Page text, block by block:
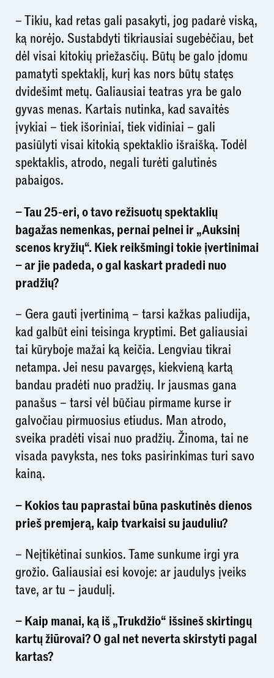
– Tikiu, kad retas gali pasakyti, jog padarė viską,
ką norėjo. Sustabdyti tikriausiai sugebėčiau, bet
dėl visai kitokių priežasčių. Būtų be galo įdomu
pamatyti spektaklį, kurį kas nors būtų statęs
dvidešimt metų. Galiausiai teatras yra be galo
gyvas menas. Kartais nutinka, kad savaitės
įvykiai – tiek išoriniai, tiek vidiniai – gali
pasiūlyti visai kitokią spektaklio išraišką. Todėl
spektaklis, atrodo, negali turėti galutinės
pabaigos.
– Tau 25-eri, o tavo režisuotų spektaklių
bagažas nemenkas, pernai pelnei ir „Auksinį
scenos kryžių“. Kiek reikšmingi tokie įvertinimai
– ar jie padeda, o gal kaskart pradedi nuo
pradžių?
– Gera gauti įvertinimą – tarsi kažkas paliudija,
kad galbūt eini teisinga kryptimi. Bet galiausiai
tai kūryboje mažai ką keičia. Lengviau tikrai
netampa. Jei nesu pavargęs, kiekvieną kartą
bandau pradėti nuo pradžių. Ir jausmas gana
panašus – tarsi vėl būčiau pirmame kurse ir
galvočiau pirmuosius etiudus. Man atrodo,
sveika pradėti visai nuo pradžių. Žinoma, tai ne
visada pavyksta, nes toks pasirinkimas turi savo
kainą.
– Kokios tau paprastai būna paskutinės dienos
prieš premjerą, kaip tvarkaisi su jauduliu?
– Neįtikėtinai sunkios. Tame sunkume irgi yra
grožio. Galiausiai esi kovoje: ar jaudulys įveiks
tave, ar tu – jaudulį.
– Kaip manai, ką iš „Trukdžio“ išsineš skirtingų
kartų žiūrovai? O gal net neverta skirstyti pagal
kartas?